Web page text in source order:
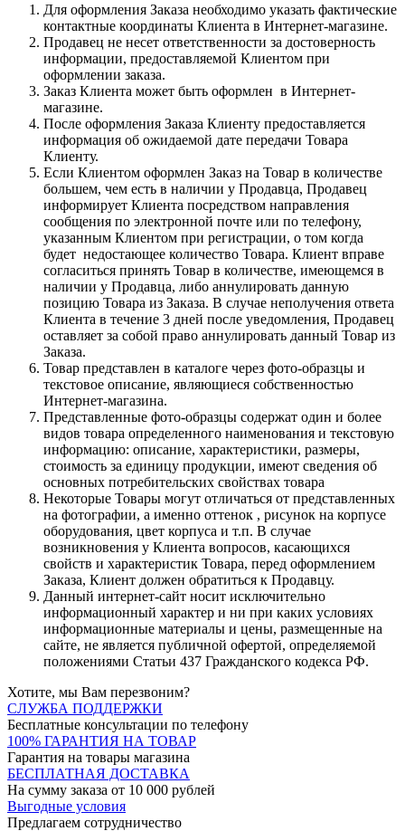
Для оформления Заказа необходимо указать фактические
контактные координаты Клиента в Интернет-магазине.
Продавец не несет ответственности за достоверность
информации, предоставляемой Клиентом при
оформлении заказа.
Заказ Клиента может быть оформлен в Интернет-
магазине.
После оформления Заказа Клиенту предоставляется
информация об ожидаемой дате передачи Товара
Клиенту.
Если Клиентом оформлен Заказ на Товар в количестве
большем, чем есть в наличии у Продавца, Продавец
информирует Клиента посредством направления
сообщения по электронной почте или по телефону,
указанным Клиентом при регистрации, о том когда
будет недостающее количество Товара. Клиент вправе
согласиться принять Товар в количестве, имеющемся в
наличии у Продавца, либо аннулировать данную
позицию Товара из Заказа. В случае неполучения ответа
Клиента в течение 3 дней после уведомления, Продавец
оставляет за собой право аннулировать данный Товар из
Заказа.
Товар представлен в каталоге через фото-образцы и
текстовое описание, являющиеся собственностью
Интернет-магазина.
Представленные фото-образцы содержат один и более
видов товара определенного наименования и текстовую
информацию: описание, характеристики, размеры,
стоимость за единицу продукции, имеют сведения об
основных потребительских свойствах товара
Некоторые Товары могут отличаться от представленных
на фотографии, а именно оттенок , рисунок на корпусе
оборудования, цвет корпуса и т.п. В случае
возникновения у Клиента вопросов, касающихся
свойств и характеристик Товара, перед оформлением
Заказа, Клиент должен обратиться к Продавцу.
Данный интернет-сайт носит исключительно
информационный характер и ни при каких условиях
информационные материалы и цены, размещенные на
сайте, не является публичной офертой, определяемой
положениями Статьи 437 Гражданского кодекса РФ.
Хотите, мы Вам перезвоним?
СЛУЖБА ПОДДЕРЖКИ
Бесплатные консультации по телефону
100% ГАРАНТИЯ НА ТОВАР
Гарантия на товары магазина
БЕСПЛАТНАЯ ДОСТАВКА
На сумму заказа от 10 000 рублей
Выгодные условия
Предлагаем сотрудничество